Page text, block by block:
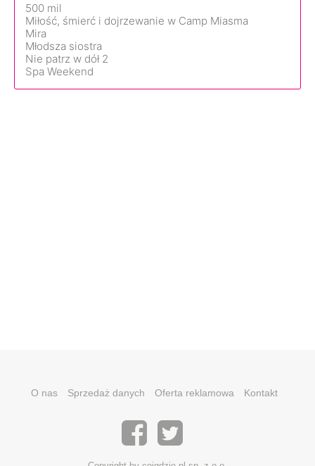
500 mil
Miłość, śmierć i dojrzewanie w Camp Miasma
Mira
Młodsza siostra
Nie patrz w dół 2
Spa Weekend
O nas Sprzedaż danych Oferta reklamowa Kontakt